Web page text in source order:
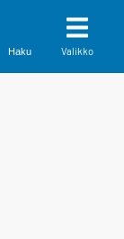
Haku Valikko